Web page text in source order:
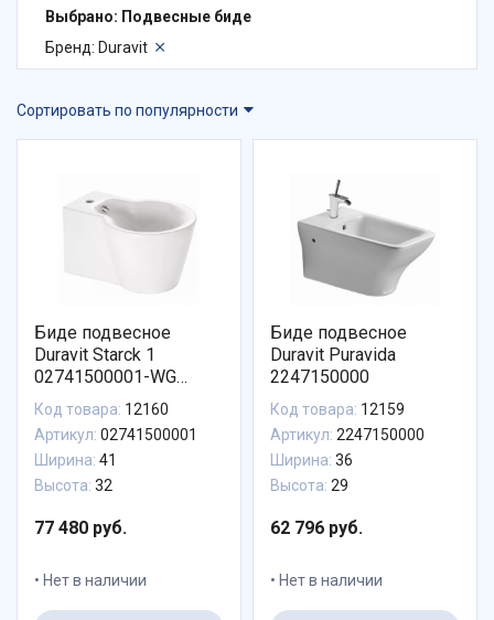
Выбрано: Подвесные биде
Бренд: Duravit
Сортировать по популярности
Биде подвесное
Duravit Starck 1
02741500001-WG
антигрязевое
покрытие
Код товара: 12160
Артикул: 02741500001
Ширина: 41
Высота: 32
77 480 руб.
Нет в наличии
Биде подвесное
Duravit Puravida
2247150000
Код товара: 12159
Артикул: 2247150000
Ширина: 36
Высота: 29
62 796 руб.
Нет в наличии